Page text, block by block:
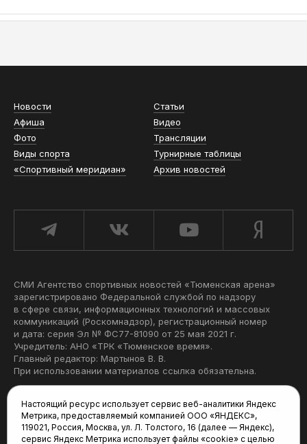
Новости
Статьи
Афиша
Видео
Фото
Трансляции
Виды спорта
Турнирные таблицы
«Спортивный меридиан»
Архив новостей
СМИ Агентство спортивных новостей «Тюменская арена»
зарегистрировано Федеральной службой по надзору
в сфере связи, информационных технологий и массовых
коммуникаций (Роскомнадзор), регистрационный номер
и дата: серия Эл № ФС77-81090 от 25 мая 2021 г.
Учредитель: АНО «ТРК «Тюменское время».
Главный редактор: Мартынов В. В.
При использовании материалов ссылка обязательна.
Редакция:
625035, Тюмень, пр. Геологоразведчиков, 28А
Настоящий ресурс использует сервис веб-аналитики Яндекс
Метрика, предоставляемый компанией ООО «ЯНДЕКС»,
119021, Россия, Москва, ул. Л. Толстого, 16 (далее — Яндекс),
сервис Яндекс Метрика использует файлы «cookie» с целью